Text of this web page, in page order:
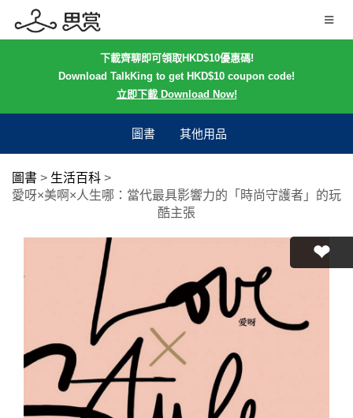
下載齊聊即可領取HKD$10優惠碼!
Download TalkKing to get HKD$10 coupon code!
立即下載 Download Now!
圖書 其他用品
圖書 > 生活百科 >
愛呀×美啊×人生哪：當代最具影響力的「時尚守護者」的玩
酷主張